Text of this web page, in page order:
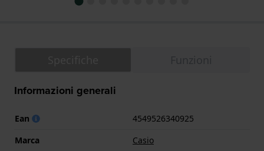
Informazioni generali
Ean
4549526340925
Marca
Casio